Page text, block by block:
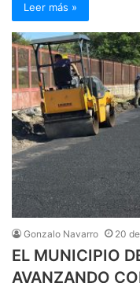
Leer más »
Gonzalo Navarro 20
EL MUNICIPIO
AVANZANDO